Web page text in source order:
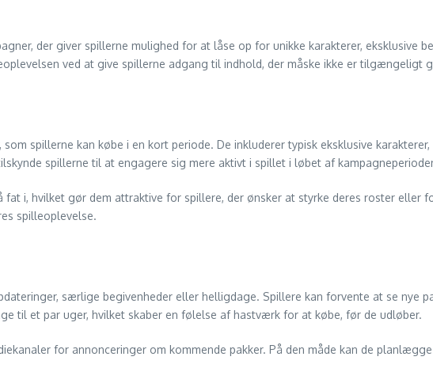
der giver spillerne mulighed for at låse op for unikke karakterer, eksklusive
ved at give spillerne adgang til indhold, der måske ikke er tilgængeligt
spillerne kan købe i en kort periode. De inkluderer typisk eksklusive
spillerne til at engagere sig mere aktivt i spillet i løbet af
i, hvilket gør dem attraktive for spillere, der ønsker at styrke deres roster eller
spilleoplevelse.
særlige begivenheder eller helligdage. Spillere kan forvente at se nye
til et par uger, hvilket skaber en følelse af hastværk for at købe, før de udløber.
for annonceringer om kommende pakker. På den måde kan de